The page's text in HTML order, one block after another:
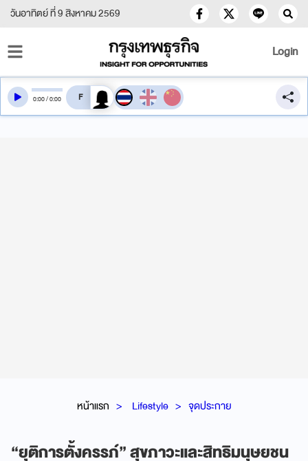
วันอาทิตย์ ที่ 9 สิงหาคม 2569
Login
หน้าแรก Lifestyle จุดประกาย
“ยุติการตั้งครรภ์” สุขภาวะและสิทธิมนุษยชน
0:00/0:00 สลับเสียงอ่าน